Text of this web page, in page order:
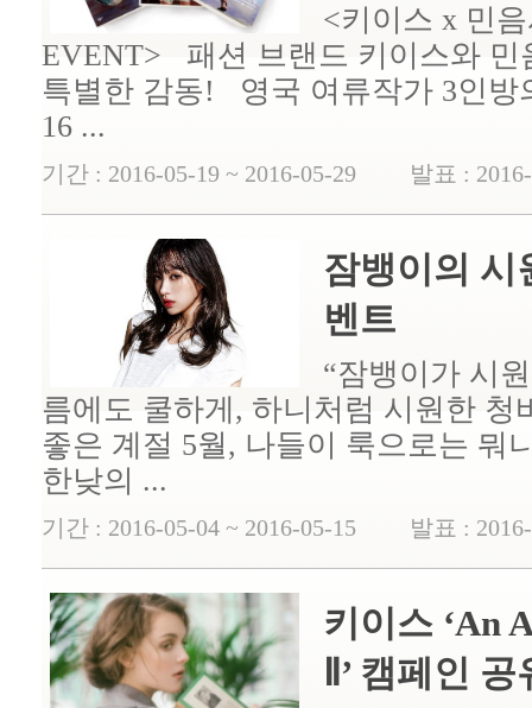
<키이스 x 민
EVENT> 패션 브랜드 키이스와 민
특별한 감동! 영국 여류작가 3인방
16 ...
기간 : 2016-05-19 ~ 2016-05-29 발표 : 2016-
잠뱅이의 시
벤트
“잠뱅이가 시
름에도 쿨하게, 하니처럼 시원한 청
좋은 계절 5월, 나들이 룩으로는 뭐
한낮의 ...
기간 : 2016-05-04 ~ 2016-05-15 발표 : 2016-
키이스 ‘An
Ⅱ’ 캠페인